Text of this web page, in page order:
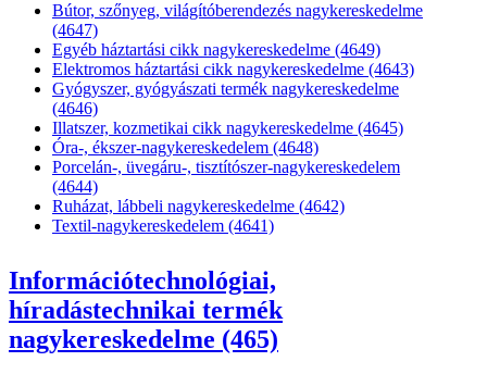
Bútor, szőnyeg, világítóberendezés nagykereskedelme
(4647)
Egyéb háztartási cikk nagykereskedelme (4649)
Elektromos háztartási cikk nagykereskedelme (4643)
Gyógyszer, gyógyászati termék nagykereskedelme
(4646)
Illatszer, kozmetikai cikk nagykereskedelme (4645)
Óra-, ékszer-nagykereskedelem (4648)
Porcelán-, üvegáru-, tisztítószer-nagykereskedelem
(4644)
Ruházat, lábbeli nagykereskedelme (4642)
Textil-nagykereskedelem (4641)
Információtechnológiai,
híradástechnikai termék
nagykereskedelme (465)